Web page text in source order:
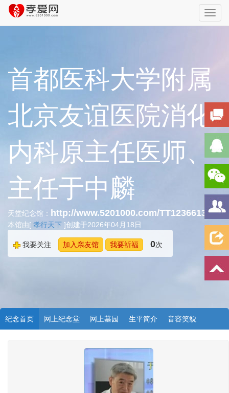
首都医科大学附属
北京友谊医院消化
内科原主任医师、
主任于中麟
天堂纪念馆： http://www.5201000.com/TT123661334
本馆由[ 孝行天下 ]创建于2026年04月18日
我要关注 加入亲友馆 我要祈福 0次
纪念首页 网上纪念堂 网上墓园 生平简介 音容笑貌